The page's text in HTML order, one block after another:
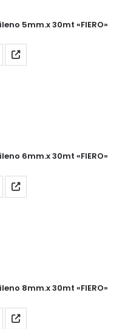
5mm.x 30mt «FIERO»
6mm.x 30mt «FIERO»
8mm.x 30mt «FIERO»